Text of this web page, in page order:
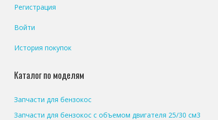
Регистрация
Войти
История покупок
Каталог по моделям
Запчасти для бензокос
Запчасти для бензокос с объемом двигателя 25/30 см3